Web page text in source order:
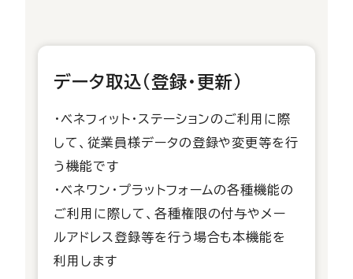
データ取込(登録・更新)
・ベネフィット・ステーションのご利用に際
して、従業員様データの登録や変更等を行
う機能です
・ベネワン・プラットフォームの各種機能の
ご利用に際して、各種権限の付与やメー
ルアドレス登録等を行う場合も本機能を
利用します